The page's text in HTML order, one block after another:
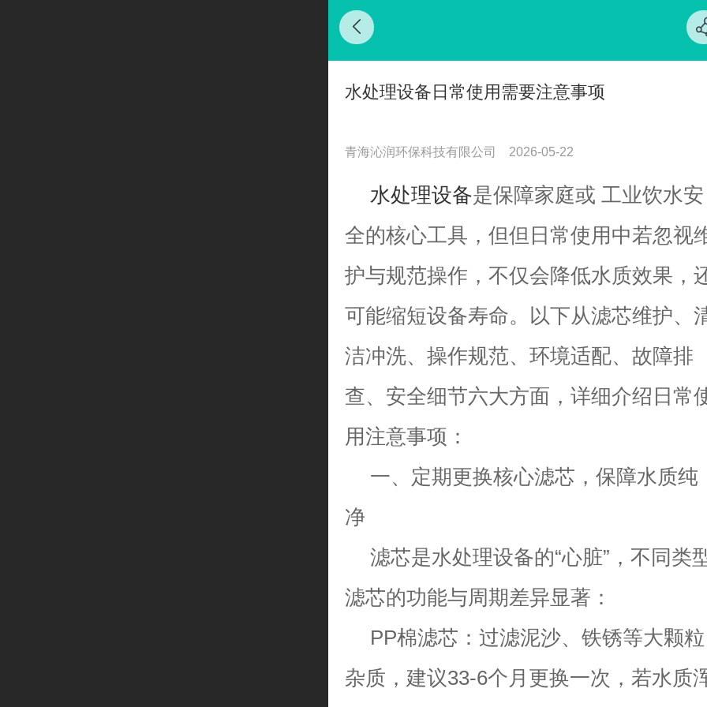
水处理设备日常使用需要注意事项
青海沁润环保科技有限公司 2026-05-22
水处理设备是保障家庭或 工业饮水安
全的核心工具，但但日常使用中若忽视
护与规范操作，不仅会降低水质效果，
可能缩短设备寿命。以下从滤芯维护、
洁冲洗、操作规范、环境适配、故障排
查、安全细节六大方面，详细介绍日常
用注意事项：
一、定期更换核心滤芯，保障水质纯
净
滤芯是水处理设备的“心脏”，不同类
滤芯的功能与周期差异显著：
PP棉滤芯：过滤泥沙、铁锈等大颗粒
杂质，建议33-6个月更换一次，若水质